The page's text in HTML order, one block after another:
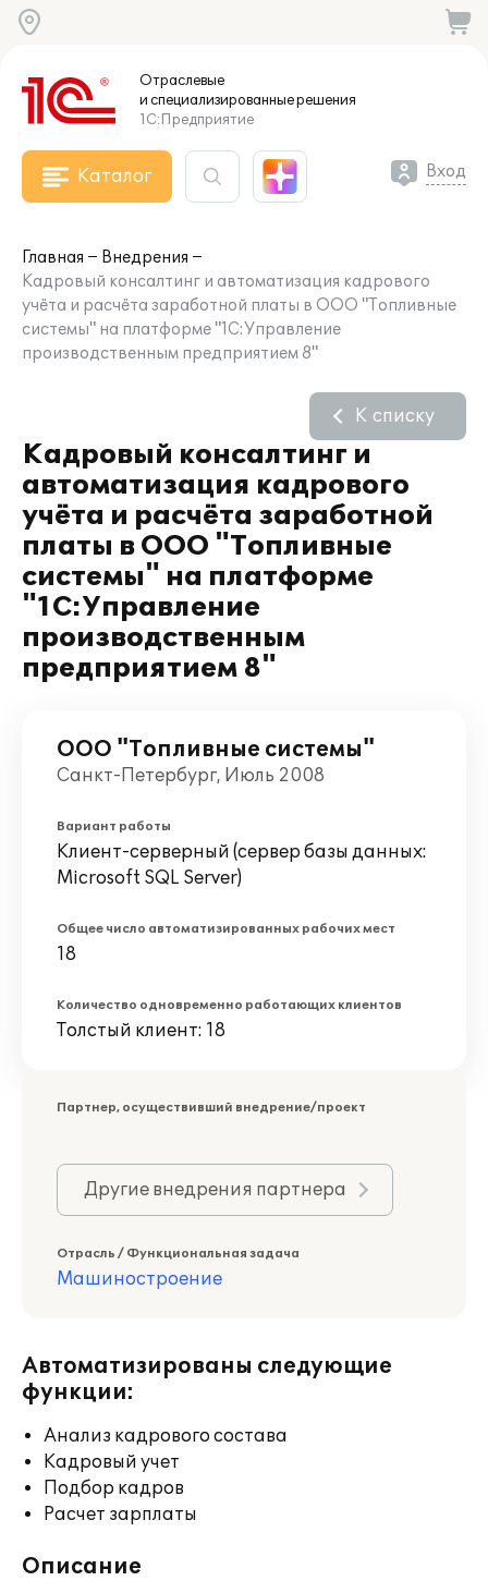
Отраслевые
и специализированныерешения
1С:Предприятие
Каталог Вход
Главная
Внедрения
Кадровый консалтинг и автоматизация кадрового
учёта и расчёта заработной платы в ООО "Топливные
системы" на платформе "1С:Управление
производственным предприятием 8"
Кадровый консалтинг и
автоматизация кадрового
учёта и расчёта заработной
платы в ООО "Топливные
системы" на платформе
"1С:Управление
производственным
предприятием 8"
К списку
ООО "Топливные системы"
Санкт-Петербург, Июль 2008
Вариант работы
Клиент-серверный (сервер базы данных:
Microsoft SQL Server)
Общее число автоматизированных рабочих мест
18
Количество одновременно работающих клиентов
Толстый клиент: 18
Партнер, осуществивший внедрение/проект
Другие внедрения партнера
Отрасль / Функциональная задача
Машиностроение
Автоматизированы следующие
функции:
Анализ кадрового состава
Кадровый учет
Подбор кадров
Расчет зарплаты
Описание